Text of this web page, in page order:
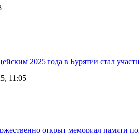
2025 года в Бурятии стал
11:05
открыт мемориал памяти